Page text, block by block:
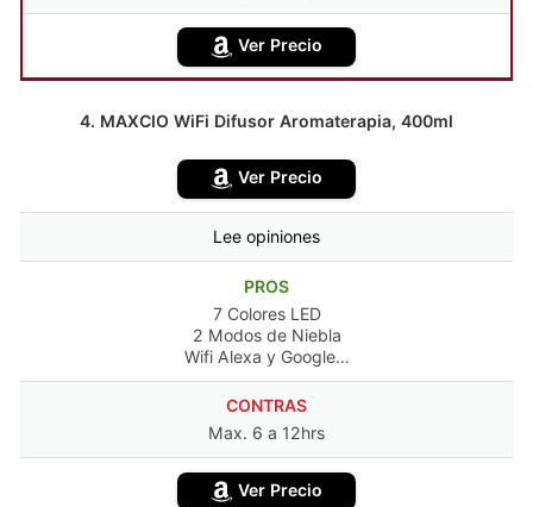
Ver Precio
4. MAXCIO WiFi Difusor Aromaterapia, 400ml
Ver Precio
Lee opiniones
PROS
7 Colores LED
2 Modos de Niebla
Wifi Alexa y Google…
CONTRAS
Max. 6 a 12hrs
Ver Precio